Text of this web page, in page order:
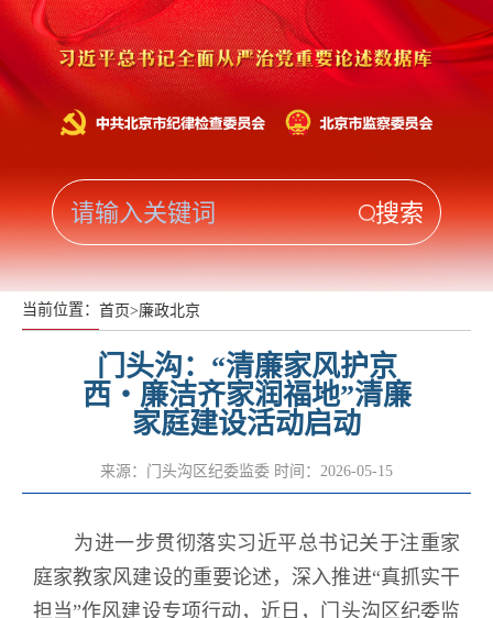
当前位置： 首页>廉政北京
门头沟：“清廉家风护京
西・廉洁齐家润福地”清廉
家庭建设活动启动
来源：门头沟区纪委监委 时间：2026-05-15
为进一步贯彻落实习近平总书记关于注重家
庭家教家风建设的重要论述，深入推进“真抓实干
担当”作风建设专项行动，近日，门头沟区纪委监